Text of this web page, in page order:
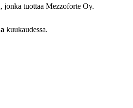
jonka tuottaa Mezzoforte Oy.
kuukaudessa.